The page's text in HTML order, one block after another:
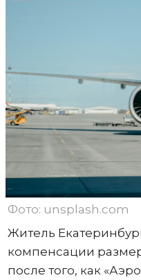
Фото: unsplash.com
Житель
компенсации
после того, как